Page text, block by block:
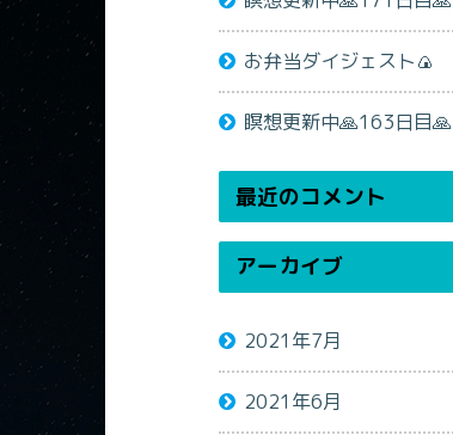
お弁当ダイジェスト🍙
瞑想更新中🙏163日目🙏
最近のコメント
アーカイブ
2021年7月
2021年6月